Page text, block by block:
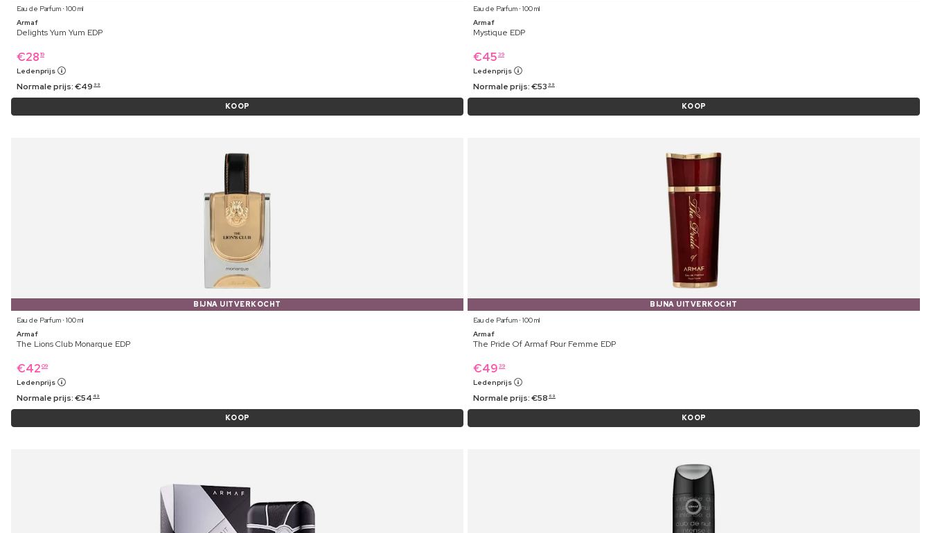
Eau de Parfum ⋅ 100 ml
Armaf
Delights Yum Yum EDP
€28 19
Ledenprijs
Normale prijs:€49 99
KOOP
Eau de Parfum ⋅ 100 ml
Armaf
Mystique EDP
€45 39
Ledenprijs
Normale prijs:€53 99
KOOP
BIJNA UITVERKOCHT
Eau de Parfum ⋅ 100 ml
Armaf
The Lions Club Monarque EDP
€42 09
Ledenprijs
Normale prijs:€54 49
KOOP
BIJNA UITVERKOCHT
Eau de Parfum ⋅ 100 ml
Armaf
The Pride Of Armaf Pour Femme EDP
€49 39
Ledenprijs
Normale prijs:€58 69
KOOP